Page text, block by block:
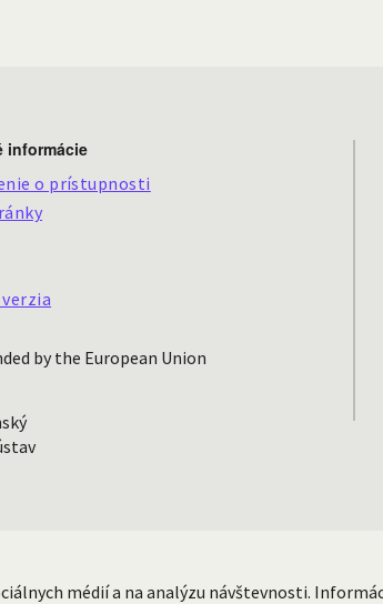
informácie
o prístupnosti
médií a na analýzu návštevnosti.